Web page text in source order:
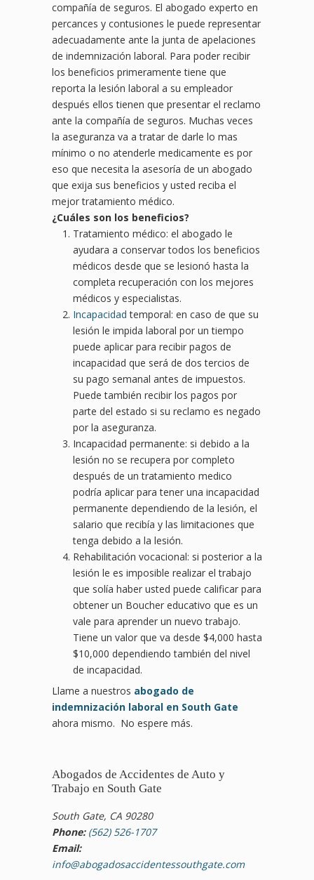
compañía de seguros. El abogado experto en
percances y contusiones le puede representar
adecuadamente ante la junta de apelaciones
de indemnización laboral. Para poder recibir
los beneficios primeramente tiene que
reporta la lesión laboral a su empleador
después ellos tienen que presentar el reclamo
ante la compañía de seguros. Muchas veces
la aseguranza va a tratar de darle lo mas
mínimo o no atenderle medicamente es por
eso que necesita la asesoría de un abogado
que exija sus beneficios y usted reciba el
mejor tratamiento médico.
¿Cuáles son los beneficios?
Tratamiento médico: el abogado le
ayudara a conservar todos los beneficios
médicos desde que se lesionó hasta la
completa recuperación con los mejores
médicos y especialistas.
Incapacidad temporal: en caso de que su
lesión le impida laboral por un tiempo
puede aplicar para recibir pagos de
incapacidad que será de dos tercios de
su pago semanal antes de impuestos.
Puede también recibir los pagos por
parte del estado si su reclamo es negado
por la aseguranza.
Incapacidad permanente: si debido a la
lesión no se recupera por completo
después de un tratamiento medico
podría aplicar para tener una incapacidad
permanente dependiendo de la lesión, el
salario que recibía y las limitaciones que
tenga debido a la lesión.
Rehabilitación vocacional: si posterior a la
lesión le es imposible realizar el trabajo
que solía haber usted puede calificar para
obtener un Boucher educativo que es un
vale para aprender un nuevo trabajo.
Tiene un valor que va desde $4,000 hasta
$10,000 dependiendo también del nivel
de incapacidad.
Llame a nuestros abogado de
indemnización laboral en South Gate
ahora mismo. No espere más.
Abogados de Accidentes de Auto y
Trabajo en South Gate
South Gate, CA 90280
Phone: (562) 526-1707
Email:
info@abogadosaccidentessouthgate.com